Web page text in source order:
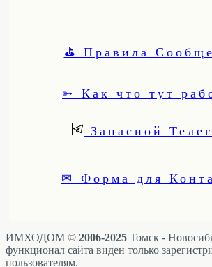
⛳ Правила
➳ Как что тут
Запасной
✉ Форма для
ИМХОДОМ © 2006-2025 Томск -
функционал сайта виден только
пользователям.